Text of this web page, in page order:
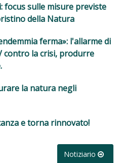
focus sulle misure previste
della Natura
ferma»: l'allarme di
contro la crisi, produrre
la natura negli
e torna rinnovato!
Notiziario